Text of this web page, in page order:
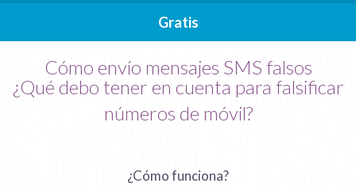
Gratis
Cómo envío mensajes SMS falsos
¿Qué debo tener en cuenta para falsificar
números de móvil?
¿Cómo funciona?